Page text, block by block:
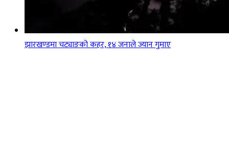
झारखण्डमा चट्याङको कहर, १४ जनाले ज्यान गुमाए